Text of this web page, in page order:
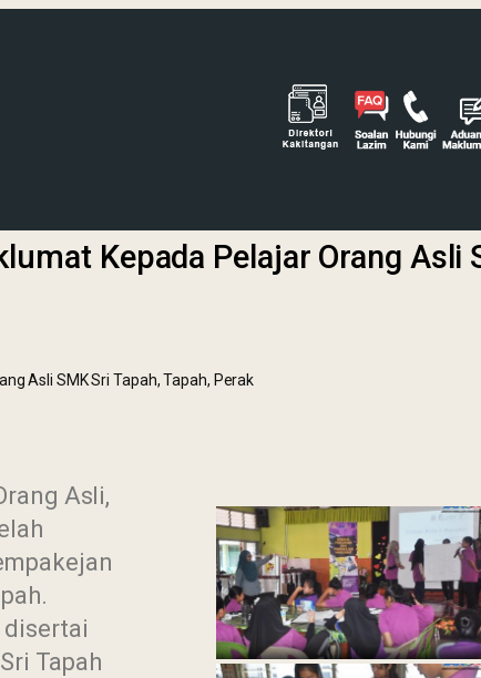
Kepada Pelajar Orang Asli
Asli SMK Sri Tapah, Tapah, Perak
Asli,
disertai
Tapah